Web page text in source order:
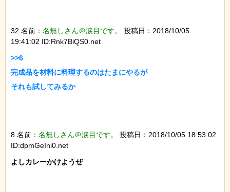
32 名前： 名無しさん＠涙目です。
投稿日：2018/10/05
19:41:02 ID:Rnk7BiQS0.net
>>6
完成品を材料に料理するのはたまにやるが
それも試してみるか
8 名前： 名無しさん＠涙目です。
投稿日：2018/10/05 18:53:02
ID:dpmGeIni0.net
よしカレーかけようぜ